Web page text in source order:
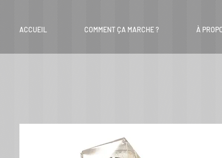
ACCUEIL COMMENT ÇA MARCHE ? À